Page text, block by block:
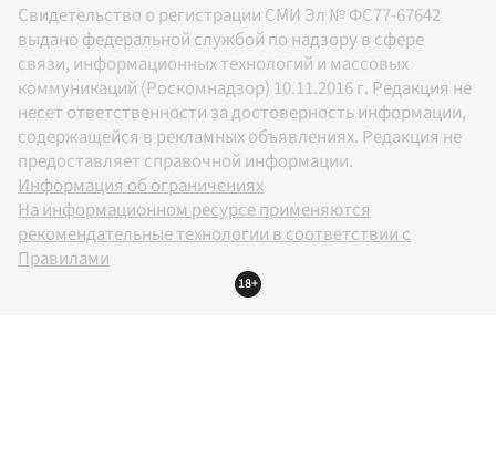
Свидетельство о регистрации СМИ Эл № ФС77-67642
выдано федеральной службой по надзору в сфере
связи, информационных технологий и массовых
коммуникаций (Роскомнадзор) 10.11.2016 г. Редакция не
несет ответственности за достоверность информации,
содержащейся в рекламных объявлениях. Редакция не
предоставляет справочной информации.
Информация об ограничениях
На информационном ресурсе применяются
рекомендательные технологии в соответствии с
Правилами
18+